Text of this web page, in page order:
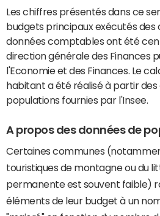
Les chiffres présentés dans ce
budgets principaux exécutés des
données comptables ont été
direction générale des Finances
l'Economie et des Finances. Le
habitant a été réalisé à partir des
populations fournies par l'Insee.
A propos des données de
Certaines communes
touristiques de montagne ou du
permanente est souvent faible)
éléments de leur budget à un